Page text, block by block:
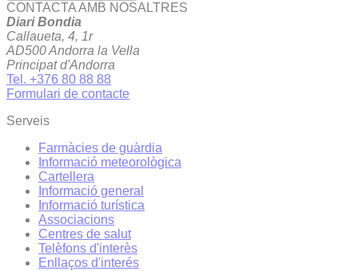
CONTACTA AMB NOSALTRES
Diari Bondia
Callaueta, 4, 1r
AD500 Andorra la Vella
Principat d'Andorra
Tel. +376 80 88 88
Formulari de contacte
Serveis
Farmàcies de guàrdia
Informació meteorològica
Cartellera
Informació general
Informació turística
Associacions
Centres de salut
Telèfons d'interès
Enllaços d'interés